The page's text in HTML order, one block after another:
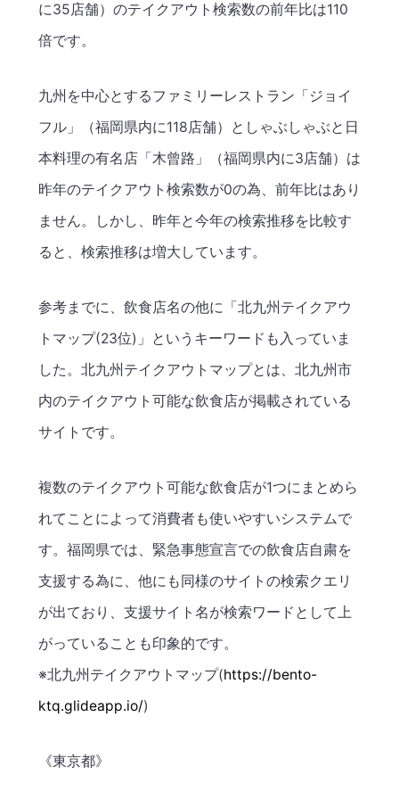
に35店舗）のテイクアウト検索数の前年比は110
倍です。
九州を中心とするファミリーレストラン「ジョイ
フル」（福岡県内に118店舗）としゃぶしゃぶと日
本料理の有名店「木曾路」（福岡県内に3店舗）は
昨年のテイクアウト検索数が0の為、前年比はあり
ません。しかし、昨年と今年の検索推移を比較す
ると、検索推移は増大しています。
参考までに、飲食店名の他に「北九州テイクアウ
トマップ(23位)」というキーワードも入っていま
した。北九州テイクアウトマップとは、北九州市
内のテイクアウト可能な飲食店が掲載されている
サイトです。
複数のテイクアウト可能な飲食店が1つにまとめら
れてことによって消費者も使いやすいシステムで
す。福岡県では、緊急事態宣言での飲食店自粛を
支援する為に、他にも同様のサイトの検索クエリ
が出ており、支援サイト名が検索ワードとして上
がっていることも印象的です。
※北九州テイクアウトマップ(https://bento-
ktq.glideapp.io/)
《東京都》